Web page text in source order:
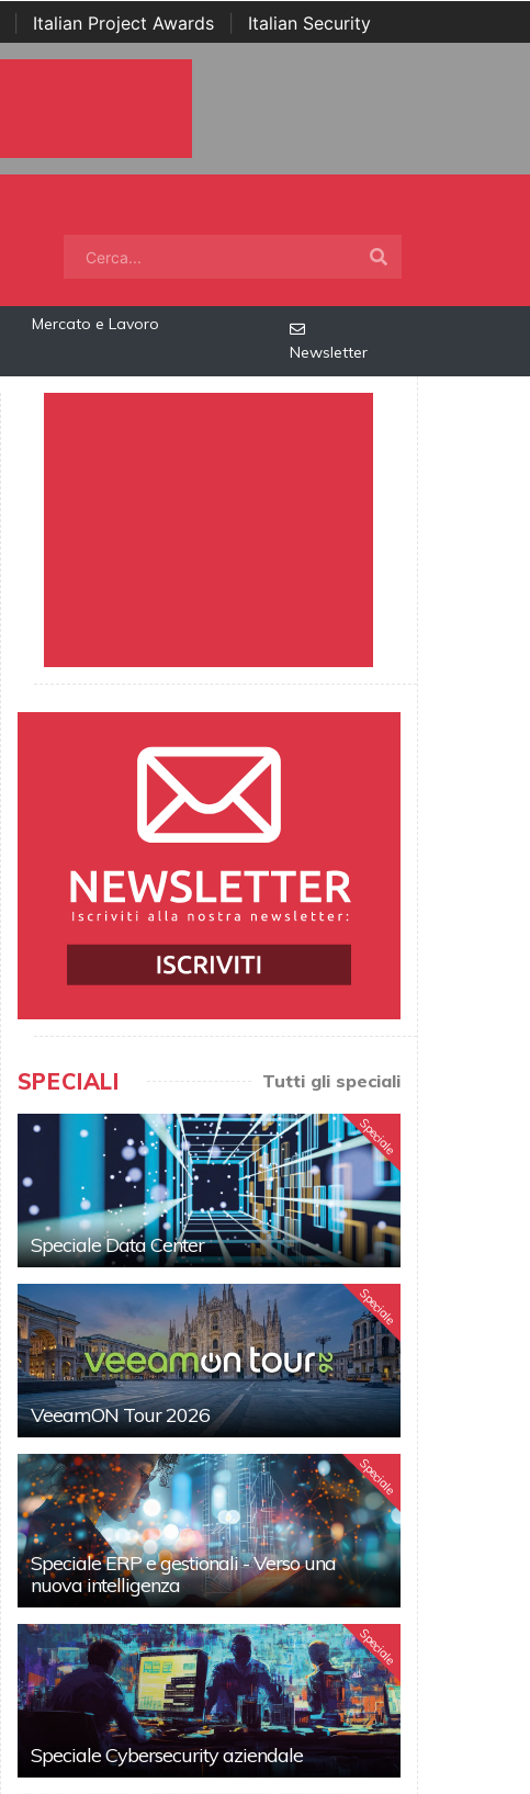
Italian Project Awards
Italian Security
Mercato e Lavoro
Newsletter
SPECIALI Tutti gli speciali
Speciale
Speciale Data Center
Speciale
VeeamON Tour 2026
Speciale
Speciale ERP e gestionali - Verso una
nuova intelligenza
Speciale
Speciale Cybersecurity aziendale